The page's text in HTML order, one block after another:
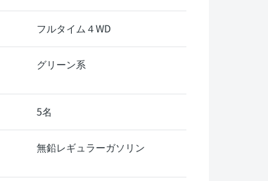
フルタイム４WD
グリーン系
5名
無鉛レギュラーガソリン